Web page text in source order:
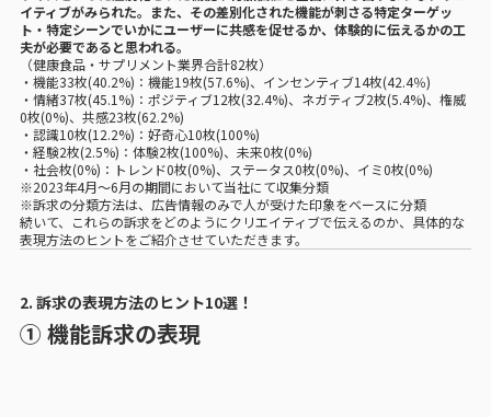
イティブがみられた。また、その差別化された機能が刺さる特定ターゲッ
ト・特定シーンでいかにユーザーに共感を促せるか、体験的に伝えるかの工
夫が必要であると思われる。
（健康食品・サプリメント業界合計82枚）
・機能33枚(40.2%)：機能19枚(57.6%)、インセンティブ14枚(42.4％)
・情緒37枚(45.1%)：ポジティブ12枚(32.4%)、ネガティブ2枚(5.4%)、権威
0枚(0%)、共感23枚(62.2%)
・認識10枚(12.2%)：好奇心10枚(100%)
・経験2枚(2.5%)：体験2枚(100%)、未来0枚(0%)
・社会枚(0%)：トレンド0枚(0%)、ステータス0枚(0%)、イミ0枚(0%)
※2023年4月〜6月の期間において当社にて収集分類
※訴求の分類方法は、広告情報のみで人が受けた印象をベースに分類
続いて、これらの訴求をどのようにクリエイティブで伝えるのか、具体的な
表現方法のヒントをご紹介させていただきます。
2. 訴求の表現方法のヒント10選！
① 機能訴求の表現